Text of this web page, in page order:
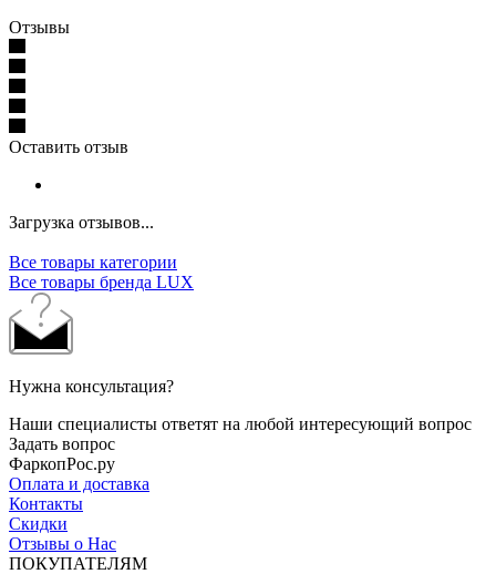
Отзывы
Оставить отзыв
Загрузка отзывов...
Все товары категории
Все товары бренда LUX
Нужна консультация?
Наши специалисты ответят на любой интересующий вопрос
Задать вопрос
ФаркопРос.ру
Оплата и доставка
Контакты
Скидки
Отзывы о Нас
ПОКУПАТЕЛЯМ